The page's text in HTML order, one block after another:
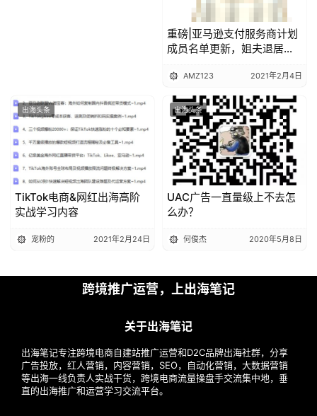
重磅|亚马逊支付服务商计划
成员名单更新，姐夫退居幕
AMZ123 2021年2月4日
出海头条
TikTok电商&网红出海高阶
实战学习内容
宠粉的 2021年2月24日
出海头条
UAC广告一直量级上不去怎
么办？
何俊杰 2020年5月8日
跨境推广运营，上出海笔记
关于出海笔记
出海笔记专注跨境电商自建站推广运营和D2C品牌出海社群，分享
广告投放，红人营销，内容营销，SEO，自动化营销，大数据营销
等出海一线负责人实战干货，跨境电商流量操盘手交流集中地，垂
直的出海推广和运营学习交流平台。